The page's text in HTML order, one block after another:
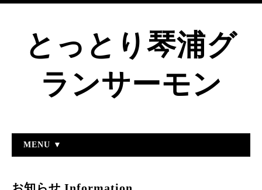
とっとり琴浦グ
ランサーモン
MENU ▼